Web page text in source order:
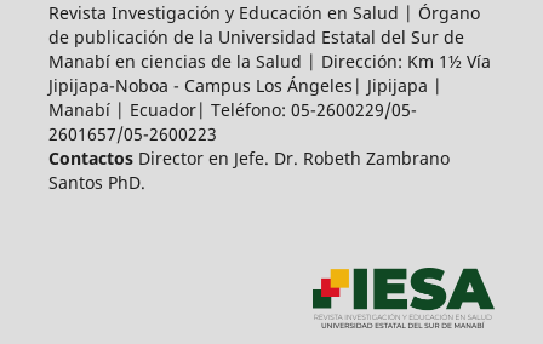
Revista Investigación y Educación en Salud | Órgano
de publicación de la Universidad Estatal del Sur de
Manabí en ciencias de la Salud | Dirección: Km 1½ Vía
Jipijapa-Noboa - Campus Los Ángeles| Jipijapa |
Manabí | Ecuador| Teléfono: 05-2600229/05-
2601657/05-2600223
ContactosDirector en Jefe. Dr. Robeth Zambrano
Santos PhD.